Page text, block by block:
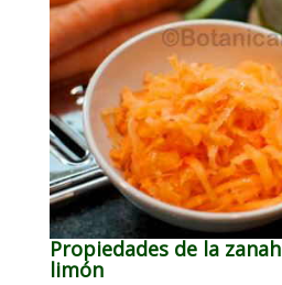
Propiedades de la
limón